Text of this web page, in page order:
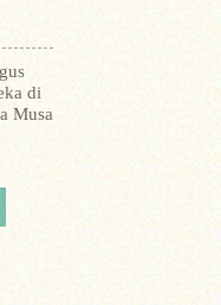
di
Musa